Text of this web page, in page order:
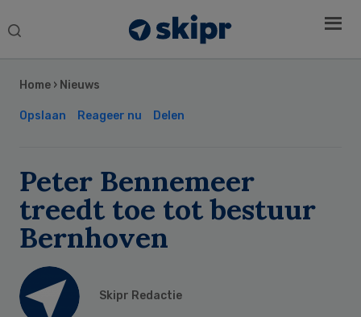
Search
Home › Nieuws
Opslaan Reageer nu Delen
Peter Bennemeer
treedt toe tot bestuur
Bernhoven
Skipr Redactie
Sidebar